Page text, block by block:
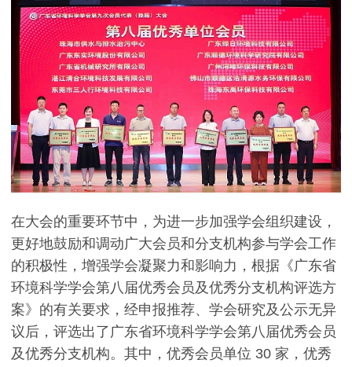
在大会的重要环节中，为进一步加强学会组织建设，
更好地鼓励和调动广大会员和分支机构参与学会工作
的积极性，增强学会凝聚力和影响力，根据《广东省
环境科学学会第八届优秀会员及优秀分支机构评选方
案》的有关要求，经申报推荐、学会研究及公示无异
议后，评选出了广东省环境科学学会第八届优秀会员
及优秀分支机构。其中，优秀会员单位 30 家，优秀